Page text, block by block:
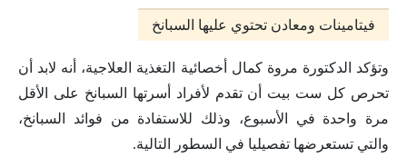
فيتامينات ومعادن تحتوي عليها السبانخ
وتؤكد الدكتورة مروة كمال أخصائية التغذية العلاجية، أنه لابد أن
تحرص كل ست بيت أن تقدم لأفراد أسرتها السبانخ على الأقل
مرة واحدة في الأسبوع، وذلك للاستفادة من فوائد السبانخ،
والتي تستعرضها تفصيليا في السطور التالية.